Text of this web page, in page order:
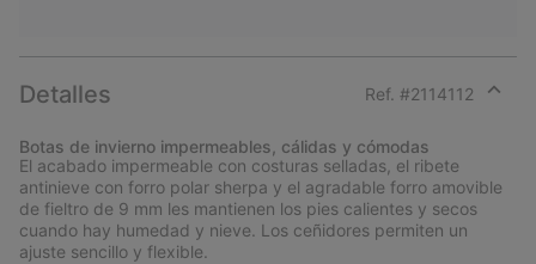
Detalles Ref. #2114112
section
Botas de invierno impermeables, cálidas y cómodas
El acabado impermeable con costuras selladas, el ribete
antinieve con forro polar sherpa y el agradable forro amovible
de fieltro de 9 mm les mantienen los pies calientes y secos
cuando hay humedad y nieve. Los ceñidores permiten un
ajuste sencillo y flexible.